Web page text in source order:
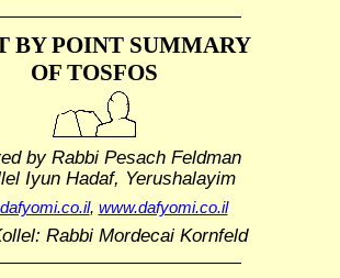
BY POINT SUMMARY
OF TOSFOS
by Rabbi Pesach Feldman
Iyun Hadaf, Yerushalayim
, www.dafyomi.co.il
Rabbi Mordecai Kornfeld